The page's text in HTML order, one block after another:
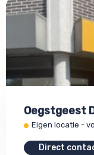
Oegstgeest
Eigen locatie -
Direct